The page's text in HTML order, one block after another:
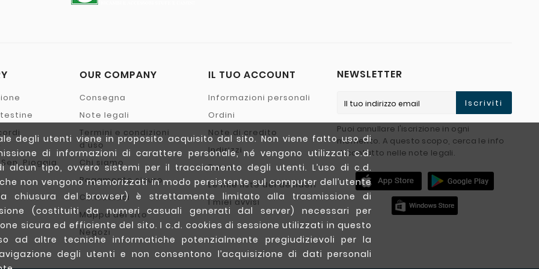
degli utenti viene in proposito acquisito dal sito. Non viene fatto uso di
di informazioni di carattere personale, né vengono utilizzati c.d.
alcun tipo, ovvero sistemi per il tracciamento degli utenti. L’uso di c.d.
non vengono memorizzati in modo persistente sul computer dell’utente
chiusura del browser) è strettamente limitato alla trasmissione di
(costituiti da numeri casuali generati dal server) necessari per
sicura ed efficiente del sito. I c.d. cookies di sessione utilizzati in questo
ad altre tecniche informatiche potenzialmente pregiudizievoli per la
degli utenti e non consentono l’acquisizione di dati personali
Pioggia
OUR COMPANY
Consegna
Note legali
Termini e condizioni
d'uso
Chi siamo
Pagamento sicuro
Contattaci
Mappa del sito
Negozi
IL TUO ACCOUNT
Informazioni personali
Ordini
Note di credito
Indirizzi
Buoni
Le mie liste dei desideri
I miei avvisi
NEWSLETTER
Iscriviti
Puoi annullare l'iscrizione in ogni
momento. A questo scopo, cerca le info
di contatto nelle note legali.